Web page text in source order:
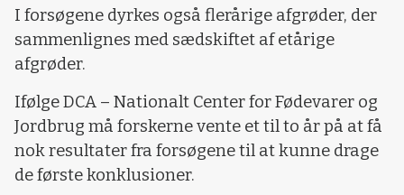
I forsøgene dyrkes også flerårige afgrøder, der
sammenlignes med sædskiftet af etårige
afgrøder.
Ifølge DCA – Nationalt Center for Fødevarer og
Jordbrug må forskerne vente et til to år på at få
nok resultater fra forsøgene til at kunne drage
de første konklusioner.